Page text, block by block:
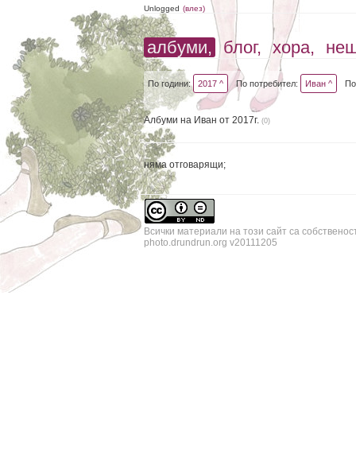
Unlogged (влез)
албуми, блог, хора,
По години: 2017 ^ По потребител: Иван ^
Албуми на Иван от 2017г. (0)
няма отговарящи;
Всички материали на този сайт са
photo.drundrun.org v20111205